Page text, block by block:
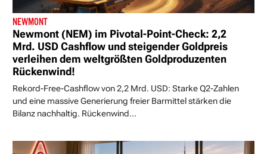
NEWMONT
Newmont (NEM) im Pivotal-Point-Check: 2,2
Mrd. USD Cashflow und steigender Goldpreis
verleihen dem weltgrößten Goldproduzenten
Rückenwind!
Rekord-Free-Cashflow von 2,2 Mrd. USD: Starke Q2-Zahlen
und eine massive Generierung freier Barmittel stärken die
Bilanz nachhaltig. Rückenwind...